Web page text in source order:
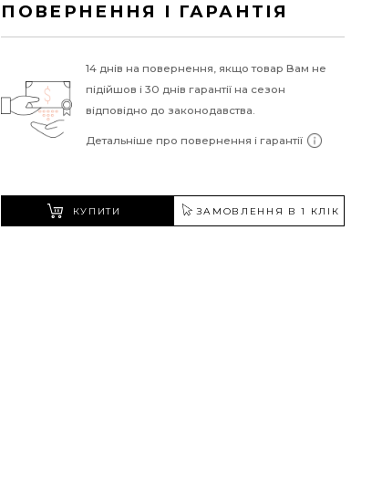
ПОВЕРНЕННЯ І ГАРАНТІЯ
14 днів на повернення, якщо товар Вам не
підійшов і 30 днів гарантії на сезон
відповідно до законодавства.
Детальніше про повернення і гарантії
КУПИТИ ЗАМОВЛЕННЯ В 1 КЛІК